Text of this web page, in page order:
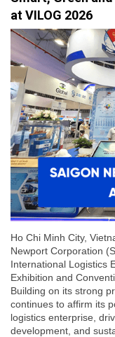
at VILOG 2026
Ho Chi Minh City,
Newport Corporation
International Logistics
Exhibition and
Building on its strong
continues to affirm its
logistics enterprise,
development, and